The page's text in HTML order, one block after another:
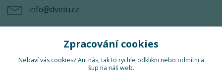
info@dvetu.cz
Zpracování cookies
Nebaví vás cookies? Ani nás, tak to rychle odklikni nebo odmítni a
šup na náš web.